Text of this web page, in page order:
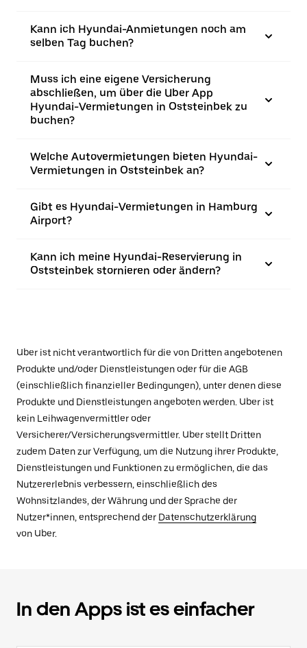
Kann ich Hyundai-Anmietungen noch am
selben Tag buchen?
Muss ich eine eigene Versicherung
abschließen, um über die Uber App
Hyundai-Vermietungen in Oststeinbek zu
buchen?
Welche Autovermietungen bieten Hyundai-
Vermietungen in Oststeinbek an?
Gibt es Hyundai-Vermietungen in Hamburg
Airport?
Kann ich meine Hyundai-Reservierung in
Oststeinbek stornieren oder ändern?
Uber ist nicht verantwortlich für die von Dritten angebotenen
Produkte und/oder Dienstleistungen oder für die AGB
(einschließlich finanzieller Bedingungen), unter denen diese
Produkte und Dienstleistungen angeboten werden. Uber ist
kein Leihwagenvermittler oder
Versicherer/Versicherungsvermittler. Uber stellt Dritten
zudem Daten zur Verfügung, um die Nutzung ihrer Produkte,
Dienstleistungen und Funktionen zu ermöglichen, die das
Nutzererlebnis verbessern, einschließlich des
Wohnsitzlandes, der Währung und der Sprache der
Nutzer*innen, entsprechend der Datenschutzerklärung
von Uber.
In den Apps ist es einfacher